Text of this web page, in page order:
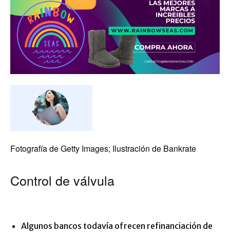
Fotografía de Getty Images; Ilustración de Bankrate
Control de válvula
Algunos bancos todavía ofrecen refinanciación de